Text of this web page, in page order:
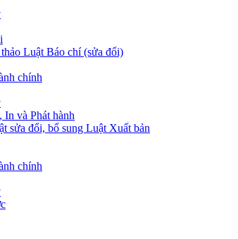
Luật Báo chí (sửa đổi)
chính
và Phát hành
sửa đổi, bổ sung Luật Xuất bản
chính